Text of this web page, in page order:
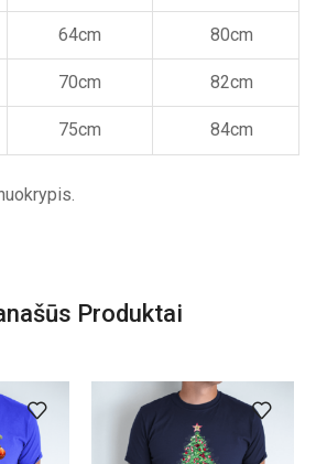
64cm 80cm
70cm 82cm
75cm 84cm
Produktai